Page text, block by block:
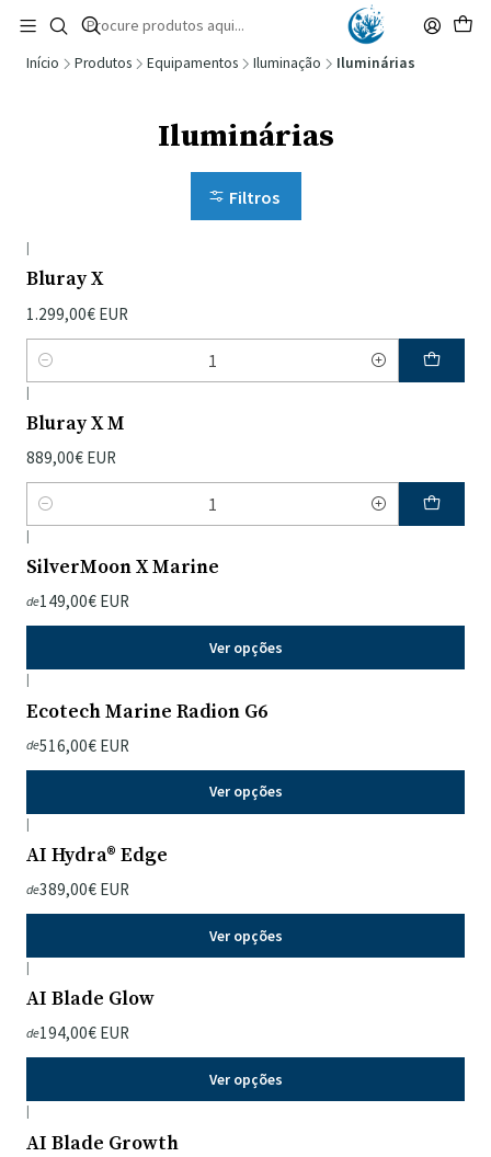
🚚 Portugal Continental: Portes Grátis desde 149,90€ (Envio extresso: 14,90€)
Ler mais
Início Produtos Equipamentos Iluminação Iluminárias
Iluminárias
Filtros
|
Bluray X
1.299,00€ EUR
Quantidade
|
Bluray X M
889,00€ EUR
Quantidade
|
SilverMoon X Marine
de149,00€ EUR
Ver opções
|
Ecotech Marine Radion G6
de516,00€ EUR
Ver opções
|
AI Hydra® Edge
de389,00€ EUR
Ver opções
|
AI Blade Glow
de194,00€ EUR
Ver opções
|
AI Blade Growth